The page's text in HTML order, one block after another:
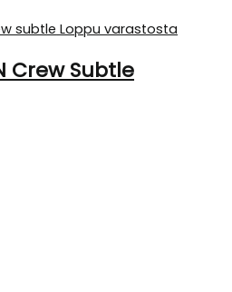
Loppu varastosta
Crew Subtle